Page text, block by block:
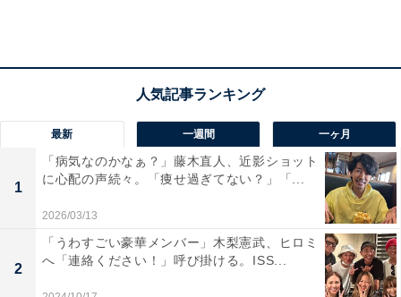
最新 一週間 一ヶ月
1
「病気なのかなぁ？」藤木直人、近影ショット
に心配の声続々。「痩せ過ぎてない？」「...
2026/03/13
2
「うわすごい豪華メンバー」木梨憲武、ヒロミ
へ「連絡ください！」呼び掛ける。ISS...